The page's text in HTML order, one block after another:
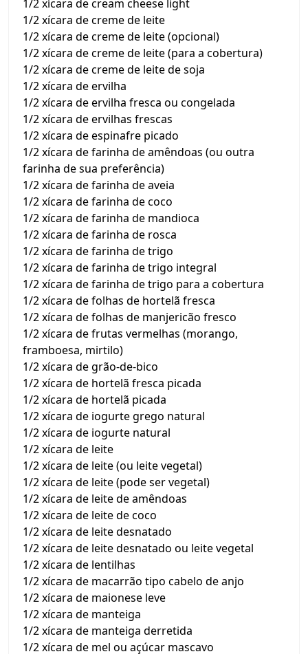
1/2 xícara de cream cheese light
1/2 xícara de creme de leite
1/2 xícara de creme de leite (opcional)
1/2 xícara de creme de leite (para a cobertura)
1/2 xícara de creme de leite de soja
1/2 xícara de ervilha
1/2 xícara de ervilha fresca ou congelada
1/2 xícara de ervilhas frescas
1/2 xícara de espinafre picado
1/2 xícara de farinha de amêndoas (ou outra
farinha de sua preferência)
1/2 xícara de farinha de aveia
1/2 xícara de farinha de coco
1/2 xícara de farinha de mandioca
1/2 xícara de farinha de rosca
1/2 xícara de farinha de trigo
1/2 xícara de farinha de trigo integral
1/2 xícara de farinha de trigo para a cobertura
1/2 xícara de folhas de hortelã fresca
1/2 xícara de folhas de manjericão fresco
1/2 xícara de frutas vermelhas (morango,
framboesa, mirtilo)
1/2 xícara de grão-de-bico
1/2 xícara de hortelã fresca picada
1/2 xícara de hortelã picada
1/2 xícara de iogurte grego natural
1/2 xícara de iogurte natural
1/2 xícara de leite
1/2 xícara de leite (ou leite vegetal)
1/2 xícara de leite (pode ser vegetal)
1/2 xícara de leite de amêndoas
1/2 xícara de leite de coco
1/2 xícara de leite desnatado
1/2 xícara de leite desnatado ou leite vegetal
1/2 xícara de lentilhas
1/2 xícara de macarrão tipo cabelo de anjo
1/2 xícara de maionese leve
1/2 xícara de manteiga
1/2 xícara de manteiga derretida
1/2 xícara de mel ou açúcar mascavo